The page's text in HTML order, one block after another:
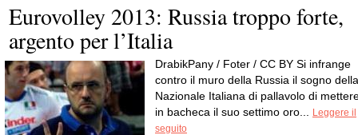
Eurovolley 2013: Russia troppo forte,
argento per l’Italia
DrabikPany / Foter / CC BY Si infrange
contro il muro della Russia il sogno della
Nazionale Italiana di pallavolo di
in bacheca il suo settimo oro...
Leggere il
seguito